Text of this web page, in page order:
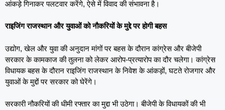
आंकड़े गिनाकर पलटवार करेंगे, ऐसे में विवाद की संभावना है।
राइजिंग राजस्थान और युवाओं को नौकरियों के मुद्दे पर होगी बहस
उद्योग, खेल और युवा की अनुदान मांगों पर बहस के दौरान कांग्रेस और बीजेपी
सरकार के कामकाज की तुलना को लेकर आरोप-प्रत्यारोप का दौर चलेगा। कांग्रेस
विधायक बहस के दौरान राइजिंग राजस्थान के निवेश के आंकड़ों, घटते रोजगार और
युवाओं के मुद्दों पर सरकार को घेरेंगे।
सरकारी नौकरियों की धीमी रफ्तार का मुद्दा भी उठेगा। बीजेपी के विधायकों की भी